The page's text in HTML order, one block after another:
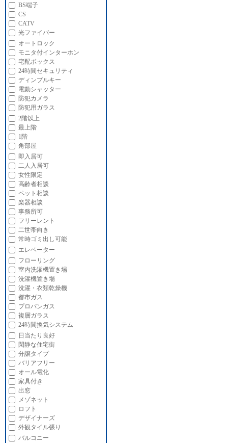
BS端子
CS
CATV
光ファイバー
オートロック
モニタ付インターホン
宅配ボックス
24時間セキュリティ
ディンプルキー
電動シャッター
防犯カメラ
防犯用ガラス
2階以上
最上階
1階
角部屋
即入居可
二人入居可
女性限定
高齢者相談
ペット相談
楽器相談
事務所可
フリーレント
二世帯向き
常時ゴミ出し可能
エレベーター
フローリング
室内洗濯機置き場
洗濯機置き場
洗濯・衣類乾燥機
都市ガス
プロパンガス
複層ガラス
24時間換気システム
日当たり良好
閑静な住宅街
分譲タイプ
バリアフリー
オール電化
家具付き
出窓
メゾネット
ロフト
デザイナーズ
外観タイル張り
バルコニー